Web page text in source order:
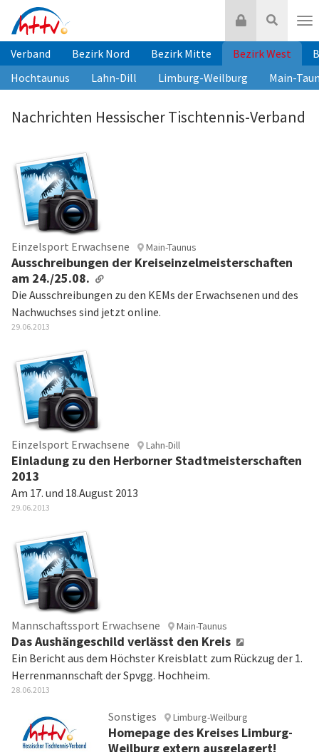
Inhalt
springen
Suche
Login
Verband Bezirk Nord Bezirk Mitte Bezirk West
Hochtaunus
Lahn-Dill Limburg-Weilburg Main-
Nachrichten Hessischer Tischtennis-Verband
Einzelsport Erwachsene Main-Taunus
Ausschreibungen der Kreiseinzelmeisterschaften
am 24./25.08.
Die Ausschreibungen zu den KEMs der Erwachsenen und des
Nachwuchses sind jetzt online.
29.06.2013
Einzelsport Erwachsene Lahn-Dill
Einladung zu den Herborner Stadtmeisterschaften
2013
Am 17. und 18.August 2013
29.06.2013
Mannschaftssport Erwachsene Main-Taunus
Das Aushängeschild verlässt den Kreis
Ein Bericht aus dem Höchster Kreisblatt zum Rückzug der 1.
Herrenmannschaft der Spvgg. Hochheim.
28.06.2013
Sonstiges Limburg-Weilburg
Homepage des Kreises Limburg-
Weilburg extern ausgelagert!